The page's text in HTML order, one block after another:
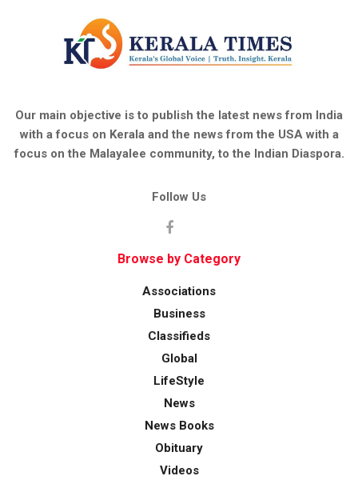
Our main objective is to publish the latest news from India
with a focus on Kerala and the news from the USA with a
focus on the Malayalee community, to the Indian Diaspora.
Follow Us
Browse by Category
Associations
Business
Classifieds
Global
LifeStyle
News
News Books
Obituary
Videos